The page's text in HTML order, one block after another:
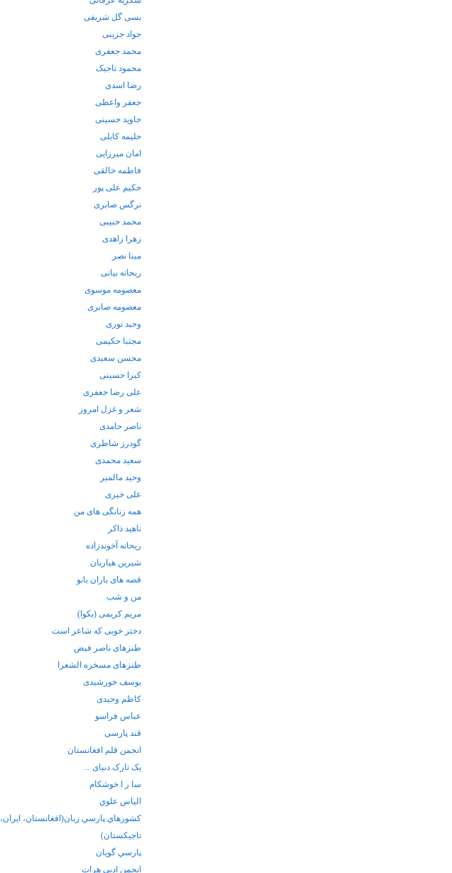
بسی گل شریفی
جواد جزینی
محمد جعفری
محمود تاجیک
رضا اسدی
جعفر واعظی
جاوید حسینی
حلیمه کابلی
امان میرزایی
فاطمه خالقی
حکیم علی پور
نرگس صابری
محمد حبیبی
زهرا زاهدی
مینا نصر
ریحانه بیانی
معصومه موسوی
معصومه صابری
وحید نوری
مجتبا حکیمی
محسن سعیدی
کبرا حسینی
علی رضا جعفری
شعر و غزل امروز
ناصر حامدی
گودرز شاطری
سعید محمدی
وحید مالمیر
علی خیری
همه زنانگی های من
ناهید ذاکر
ریحانه آخوندزاده
شیرین هیاریان
قصه های باران بانو
من و شب
مریم کریمی (بکوا)
دختر خوبی که شاعر است
طنزهای ناصر فیض
طنزهای مسخره الشعرا
یوسف خورشیدی
کاظم وحیدی
عباس فراسو
قند پارسی
انجمن قلم افغانستان
یک تارک دنیای ...
سا ر ا خوشکام
الياس علوي
كشورهاي پارسي زبان(افغانستان، ايران،
تاجيكستان)
پارسي گويان
انجمن ادبی هرات